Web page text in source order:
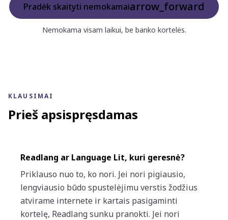
Pradėk skaityti nemokamaiarrow_forward
Nemokama visam laikui, be banko kortelės.
KLAUSIMAI
Prieš apsispręsdamas
Readlang ar Language Lit, kuri geresnė?
Priklauso nuo to, ko nori. Jei nori pigiausio,
lengviausio būdo spustelėjimu verstis žodžius
atvirame internete ir kartais pasigaminti
kortelę, Readlang sunku pranokti. Jei nori